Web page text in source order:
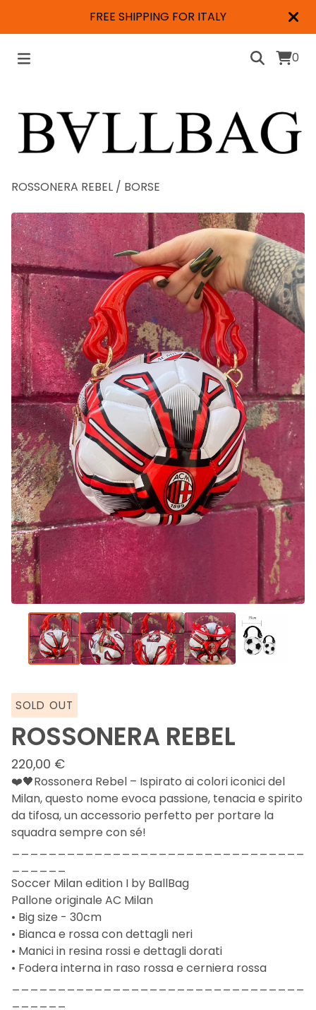
FREE SHIPPING FOR ITALY
0
ROSSONERA REBEL / BORSE
SOLD OUT
ROSSONERA REBEL
220,00 €
❤️🖤Rossonera Rebel – Ispirato ai colori iconici del
Milan, questo nome evoca passione, tenacia e spirito
da tifosa, un accessorio perfetto per portare la
squadra sempre con sé!
Soccer Milan edition I by BallBag
Pallone originale AC Milan
• Big size - 30cm
• Bianca e rossa con dettagli neri
• Manici in resina rossi e dettagli dorati
• Fodera interna in raso rossa e cerniera rossa